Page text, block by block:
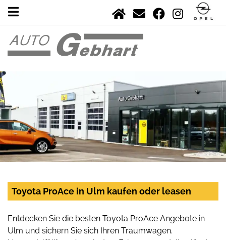
Toyota ProAce in Ulm kaufen oder leasen
Entdecken Sie die besten Toyota ProAce Angebote in
Ulm und sichern Sie sich Ihren Traumwagen.